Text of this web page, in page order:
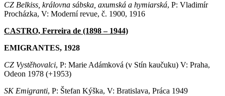
CZ Belkiss, královna sábska, axumská a hymiarská, P: Vladimír
Procházka, V: Moderní revue, č. 1900, 1916
CASTRO, Ferreira de (1898 – 1944)
EMIGRANTES, 1928
CZ Vystěhovalci, P: Marie Adámková (v Stín kaučuku) V: Praha,
Odeon 1978 (+1953)
SK Emigranti, P: Štefan Kýška, V: Bratislava, Práca 1949